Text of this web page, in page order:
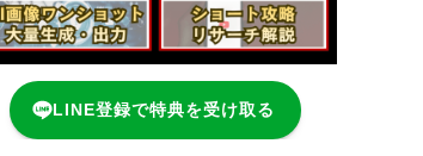
LINE登録で特典を受け取る